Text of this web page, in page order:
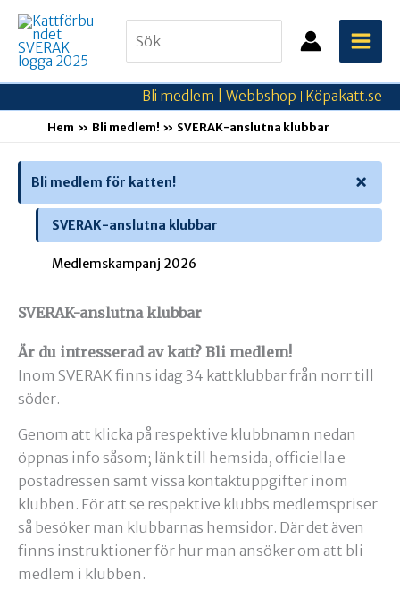
Hoppa
innehåll
for:
Bli medlem | Webbshop Köpakatt.se
Hem Bli medlem! SVERAK-anslutna klubbar
Bli medlem för katten!
SVERAK-anslutna klubbar
Medlemskampanj 2026
SVERAK-anslutna klubbar
Är du intresserad av katt? Bli medlem!
Inom SVERAK finns idag 34 kattklubbar från norr till
söder.
Genom att klicka på respektive klubbnamn nedan
öppnas info såsom; länk till hemsida, officiella e-
postadressen samt vissa kontaktuppgifter inom
klubben. För att se respektive klubbs medlemspriser
så besöker man klubbarnas hemsidor. Där det även
finns instruktioner för hur man ansöker om att bli
medlem i klubben.